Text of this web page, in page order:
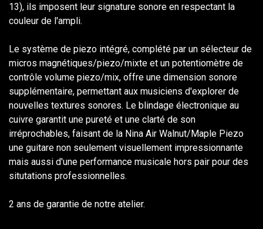
13), ils imposent leur signature sonore en respectant la
couleur de l'ampli.
Le système de piezo intégré, complété par un sélecteur de
micros magnétiques/piezo/mixte et un potentiomètre de
contrôle volume piezo/mix, offre une dimension sonore
supplémentaire, permettant aux musiciens d'explorer de
nouvelles textures sonores. Le blindage électronique au
cuivre garantit une pureté et une clarté de son
irréprochables, faisant de la Nina Air Walnut/Maple Piezo
une guitare non seulement visuellement impressionnante
mais aussi d'une performance musicale hors pair pour des
situtations professionnelles.
2 ans de garantie de notre atelier.